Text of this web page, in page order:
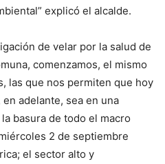
explicó el alcalde.
de velar por la salud de
comenzamos, el mismo
las que nos permiten que hoy
adelante, sea en una
basura de todo el macro
2 de septiembre
el sector alto y